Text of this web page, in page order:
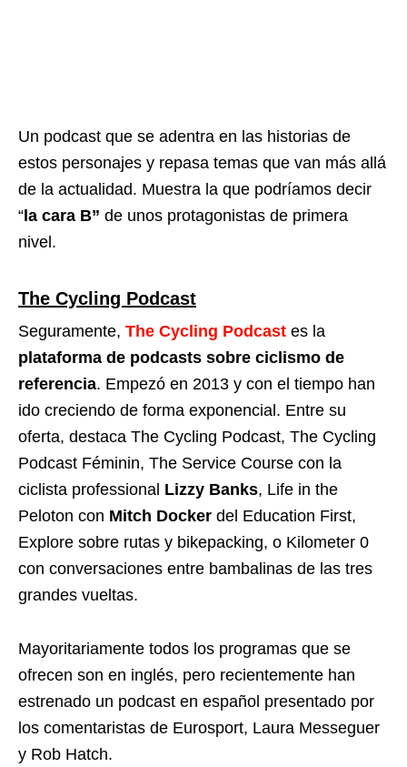
Un podcast que se adentra en las historias de
estos personajes y repasa temas que van más allá
de la actualidad. Muestra la que podríamos decir
“ la cara B” de unos protagonistas de primera
nivel.
The Cycling Podcast
Seguramente, The Cycling Podcast es la
plataforma de podcasts sobre ciclismo de
referencia. Empezó en 2013 y con el tiempo han
ido creciendo de forma exponencial. Entre su
oferta, destaca The Cycling Podcast, The Cycling
Podcast Féminin, The Service Course con la
ciclista professional Lizzy Banks, Life in the
Peloton con Mitch Docker del Education First,
Explore sobre rutas y bikepacking, o Kilometer 0
con conversaciones entre bambalinas de las tres
grandes vueltas.
Mayoritariamente todos los programas que se
ofrecen son en inglés, pero recientemente han
estrenado un podcast en español presentado por
los comentaristas de Eurosport, Laura Messeguer
y Rob Hatch.